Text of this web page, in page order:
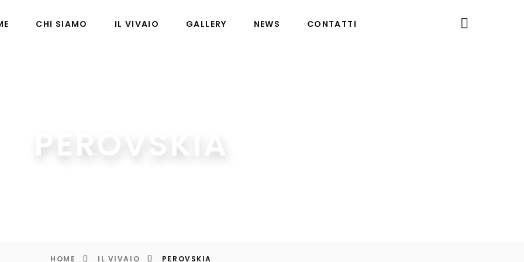
CHI SIAMO IL VIVAIO GALLERY NEWS CONTATTI
PEROVSKIA
HOME IL VIVAIO PEROVSKIA